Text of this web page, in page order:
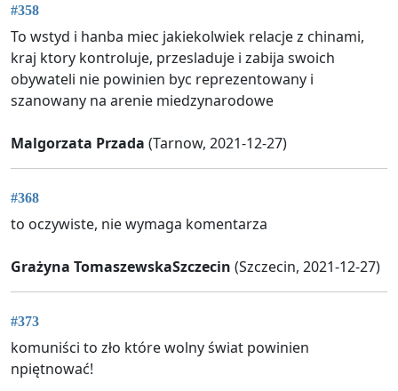
#358
To wstyd i hanba miec jakiekolwiek relacje z chinami,
kraj ktory kontroluje, przesladuje i zabija swoich
obywateli nie powinien byc reprezentowany i
szanowany na arenie miedzynarodowe
Malgorzata Przada (Tarnow, 2021-12-27)
#368
to oczywiste, nie wymaga komentarza
Grażyna TomaszewskaSzczecin (Szczecin, 2021-12-27)
#373
komuniści to zło które wolny świat powinien
npiętnować!